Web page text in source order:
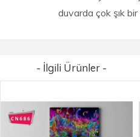
duvarda çok şık
- İlgili Ürünler -